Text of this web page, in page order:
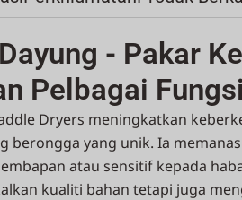
- Pakar
Pelbagai Fungsi
Dryers meningkatkan
berongga yang unik. Ia
atau sensitif kepada
kualiti bahan tetapi juga